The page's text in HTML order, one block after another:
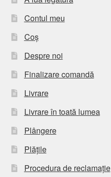
Contul meu
Coș
Despre noi
Finalizare comandă
Livrare
Livrare în toată lumea
Plângere
Plățile
Procedura de reclamație